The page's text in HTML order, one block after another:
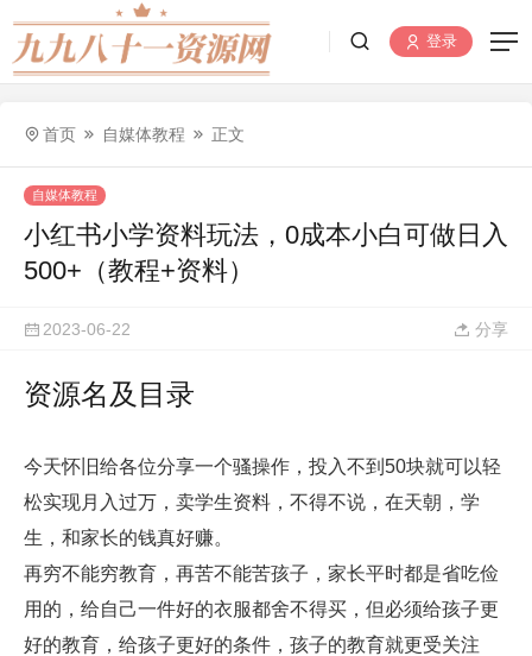
登录
首页 自媒体教程 正文
自媒体教程
小红书小学资料玩法，0成本小白可做日入
500+（教程+资料）
2023-06-22 分享
资源名及目录
今天怀旧给各位分享一个骚操作，投入不到50块就可以轻
松实现月入过万，卖学生资料，不得不说，在天朝，学
生，和家长的钱真好赚。
再穷不能穷教育，再苦不能苦孩子，家长平时都是省吃俭
用的，给自己一件好的衣服都舍不得买，但必须给孩子更
好的教育，给孩子更好的条件，孩子的教育就更受关注